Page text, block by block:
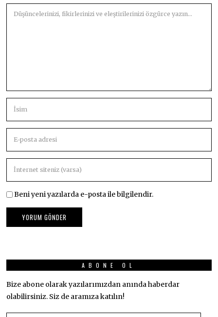
Beni yeni yazılarda e-posta ile bilgilendir.
ABONE OL
Bize abone olarak yazılarımızdan anında haberdar
olabilirsiniz. Siz de aramıza katılın!